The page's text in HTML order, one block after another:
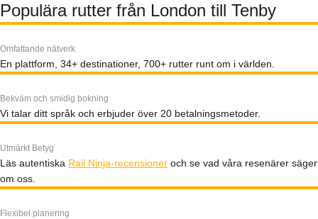
Populära rutter från London till Tenby
Omfattande nätverk
En plattform, 34+ destinationer, 700+ rutter runt om i världen.
Bekväm och smidig bokning
Vi talar ditt språk och erbjuder över 20 betalningsmetoder.
Utmärkt Betyg
Läs autentiska Rail Ninja-recensioner och se vad våra resenärer säger
om oss.
Flexibel planering